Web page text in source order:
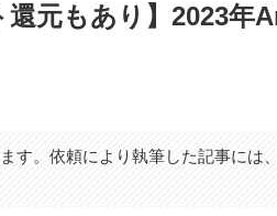
還元もあり】2023
す。依頼により執筆した記事には